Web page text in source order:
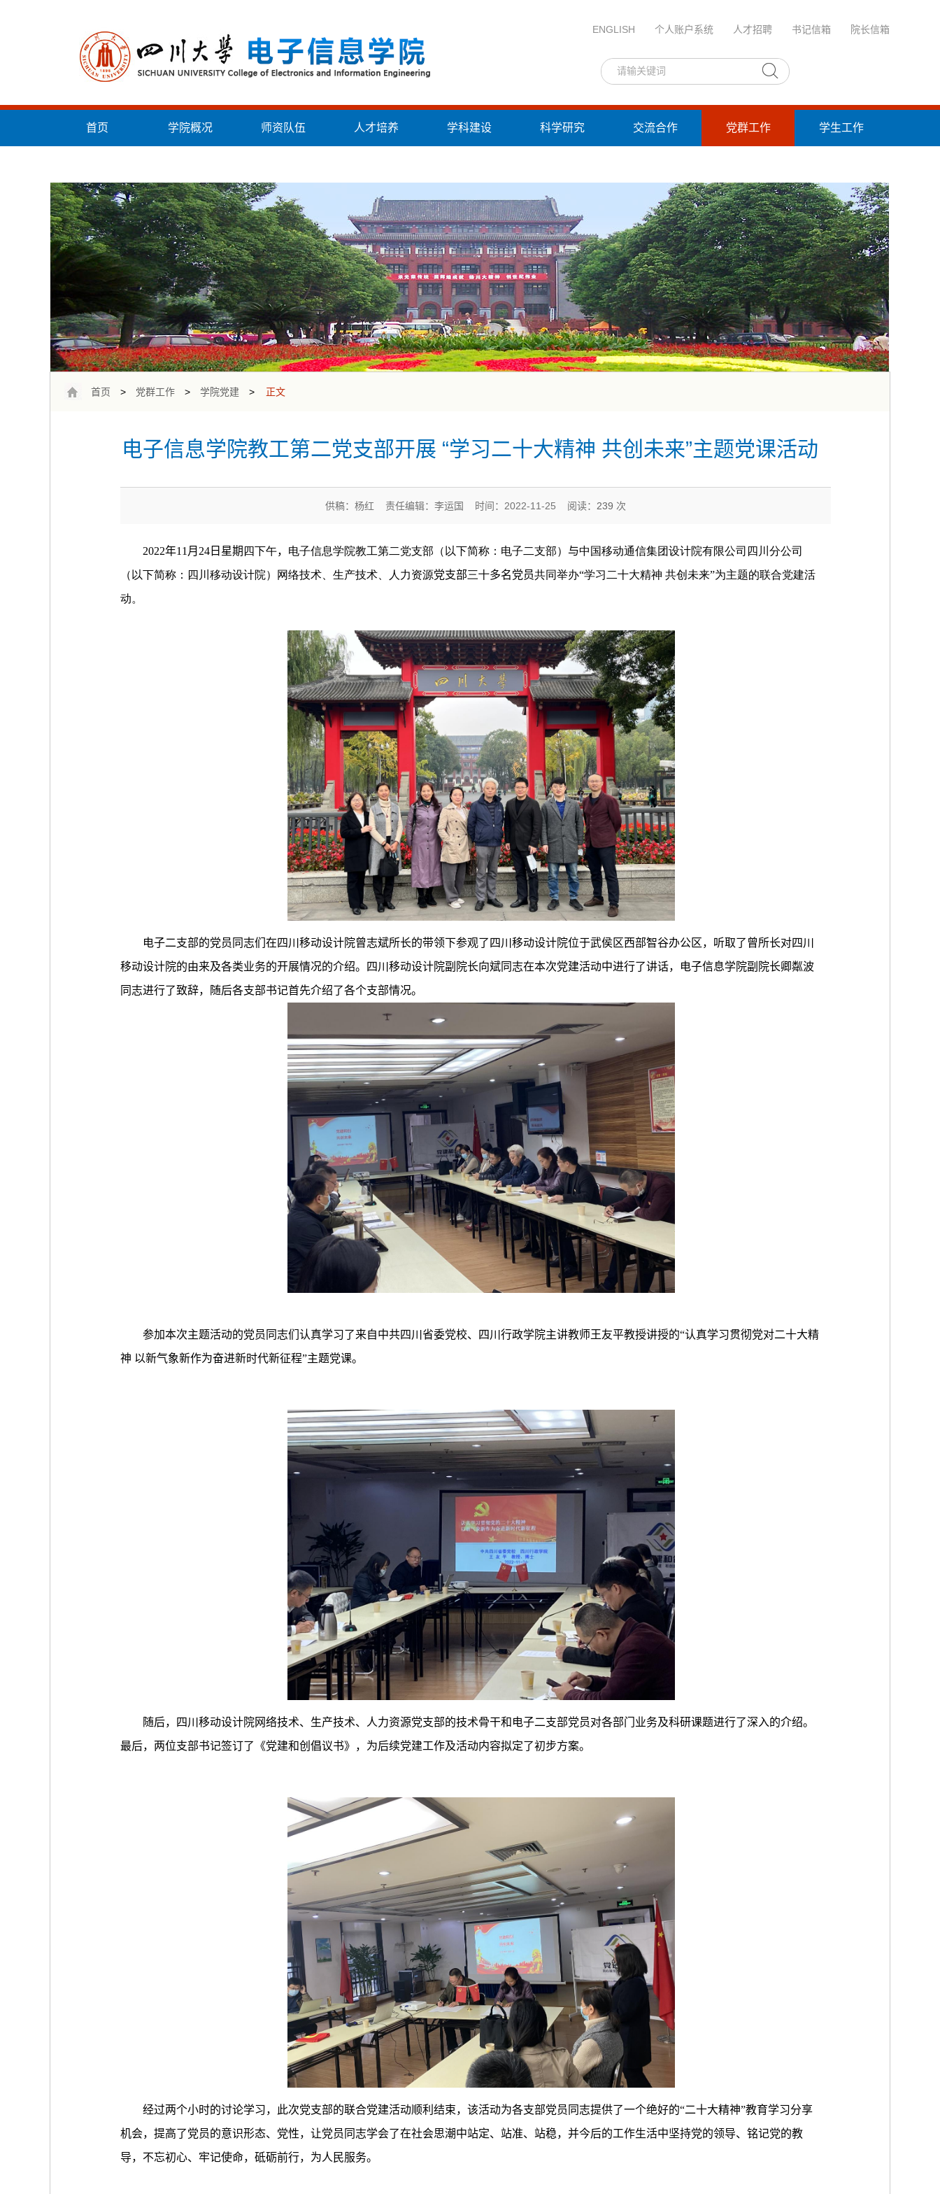
ENGLISH 个人账户系统 人才招聘 书记信箱 院长信箱
首页 学院概况 师资队伍 人才培养 学科建设 科学研究 交流合作 党群工作 学生工作
首页 > 党群工作 > 学院党建 > 正文
电子信息学院教工第二党支部开展 “学习二十大精神 共创未来”主题党课活动
供稿：杨红 责任编辑：李运国 时间：2022-11-25 阅读： 239 次
2022年11 月 24 日星期 四下午， 电子信息学院教工第二党支部（以下简称：电子二支部） 与中国移动通信集团设计院有限公司四川分公司
（以下简称：四川移动设计院）网络技术、生产技术、人力资源党支部三十多名党员共同举办“学习二十大精神 共创未来”为主题的联合党建活
动。
电子二支部的党员同志们在四川移动设计院曾志斌所长的带领下参观了四川移动设计院位于武侯区西部智谷办公区，听取了曾所长对四川
移动设计院的由来及各类业务的开展情况的介绍。四川移动设计院副院长向斌同志在本次党建活动中进行了讲话，电子信息学院副院长卿粼波
同志进行了致辞，随后各支部书记首先介绍了各个支部情况。
参加本次主题活动的党员同志们认真学习了来自中共四川省委党校、四川行政学院主讲教师王友平教授讲授的“认真学习贯彻党对二十大精
神 以新气象新作为奋进新时代新征程”主题党课。
随后，四川移动设计院网络技术、生产技术、人力资源党支部的技术骨干和电子二支部党员对各部门业务及科研课题进行了深入的介绍。
最后，两位支部书记签订了《党建和创倡议书》，为后续党建工作及活动内容拟定了初步方案。
经过两个小时的讨论学习，此次党支部的联合党建活动顺利结束，该活动为各支部党员同志提供了一个绝好的“二十大精神”教育学习分享
机会，提高了党员的意识形态、党性，让党员同志学会了在社会思潮中站定、站准、站稳，并今后的工作生活中坚持党的领导、铭记党的教
导，不忘初心、牢记使命，砥砺前行，为人民服务。